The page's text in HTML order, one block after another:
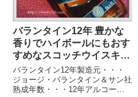
バランタイン12年 豊かな
香りでハイボールにもおす
すめなスコッチウイスキー
Ballantine’s
バランタイン12年製造元・・・
ジョージ・バランタイン＆サン社
熟成年数・・・12年アルコール